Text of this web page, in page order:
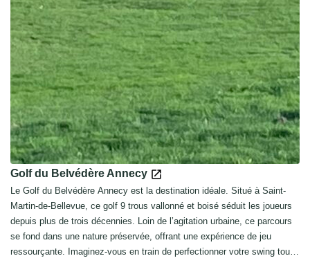
Golf du Belvédère Annecy
Le Golf du Belvédère Annecy est la destination idéale. Situé à Saint-
Martin-de-Bellevue, ce golf 9 trous vallonné et boisé séduit les joueurs
depuis plus de trois décennies. Loin de l’agitation urbaine, ce parcours
se fond dans une nature préservée, offrant une expérience de jeu
ressourçante. Imaginez-vous en train de perfectionner votre swing tout